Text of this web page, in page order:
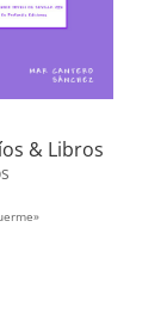
& Libros